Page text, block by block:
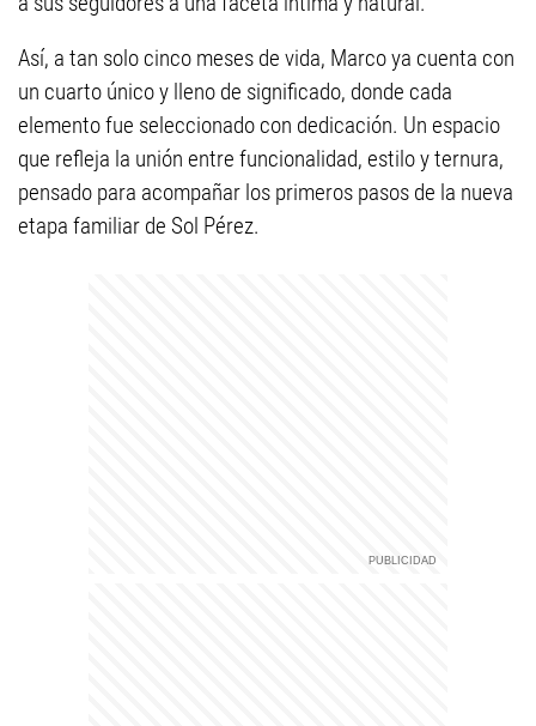
Así, a tan solo cinco meses de vida, Marco ya cuenta con
un cuarto único y lleno de significado, donde cada
elemento fue seleccionado con dedicación. Un espacio
que refleja la unión entre funcionalidad, estilo y ternura,
pensado para acompañar los primeros pasos de la nueva
etapa familiar de Sol Pérez.